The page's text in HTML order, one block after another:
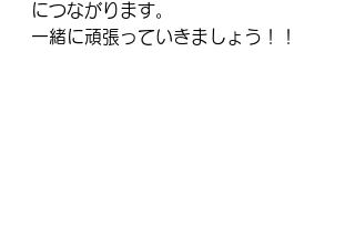
につながります。
一緒に頑張っていきましょう！！